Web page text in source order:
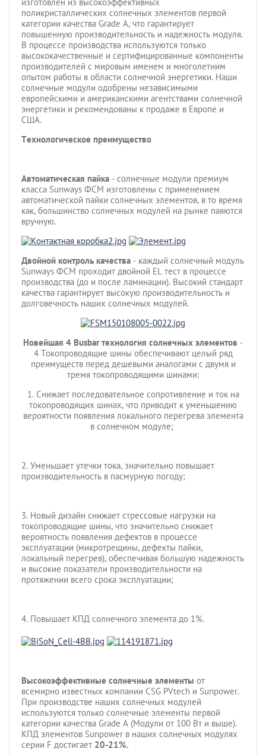
поликристаллических солнечных элементов первой
категории качества Grade A, что гарантирует
повышенную производительность и надежность модуля.
В процессе производства используются только
высококачественные и сертифицированные компоненты
производителей с мировым именем и многолетним
опытом работы в области солнечной энергетики. Наши
солнечные модули одобрены независимыми
европейскими и американскими агентствами солнечной
энергетики и рекомендованы к продаже в Европе и
США.
Технологическое преимущество
Автоматическая пайка - солнечные модули премиум
класса Sunways ФСМ изготовлены с применением
автоматической пайки солнечных элементов, в то время
как, большинство солнечных модулей на рынке паяются
вручную.
Двойной контроль качества - каждый солнечный модуль
Sunways ФСМ проходит двойной EL тест в процессе
производства (до и после ламинации). Высокий стандарт
качества гарантирует высокую производительность и
долговечность наших солнечных модулей.
Новейшая 4 Busbar технология солнечных элементов -
4 Токопроводящие шины обеспечивают целый ряд
преимуществ перед дешевыми аналогами с двумя и
тремя токопроводящими шинами:
1. Снижает последовательное сопротивление и ток на
токопроводящих шинах, что приводит к уменьшению
вероятности появления локального перегрева элемента
в солнечном модуле;
2. Уменьшает утечки тока, значительно повышает
производительность в пасмурную погоду;
3. Новый дизайн снижает стрессовые нагрузки на
токопроводящие шины, что значительно снижает
вероятность появления дефектов в процессе
эксплуатации (микротрещины, дефекты пайки,
локальный перегрев), обеспечивая большую надежность
и высокие показатели производительности на
протяжении всего срока эксплуатации;
4. Повышает КПД солнечного элемента до 1%.
Высокоэффективные солнечные элементы от
всемирно известных компании CSG PVtech и Sunpower.
При производстве наших солнечных модулей
используются только солнечные элементы первой
категории качества Grade A (Модули от 100 Вт и выше).
КПД элементов Sunpower в наших солнечных модулях
серии F достигает 20-21%.